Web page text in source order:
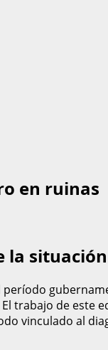
en ruinas
la
trabajo de
vinculado al